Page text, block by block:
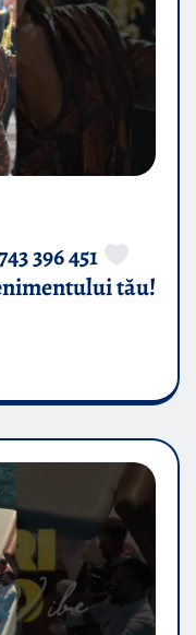
396 451
tău!